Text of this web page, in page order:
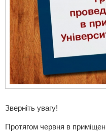
Зверніть увагу!
Протягом червня в